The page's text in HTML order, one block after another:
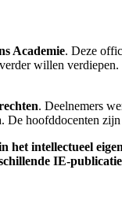
Academie. Deze
willen
. Deelnemers
De hoofddocenten zijn
het intellectueel
IE-